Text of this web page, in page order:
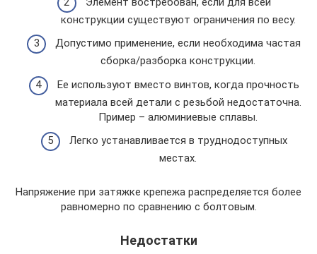
конструкции существуют ограничения по весу.
Допустимо применение, если необходима частая
сборка/разборка конструкции.
Ее используют вместо винтов, когда прочность
материала всей детали с резьбой недостаточна.
Пример – алюминиевые сплавы.
Легко устанавливается в труднодоступных
местах.
Напряжение при затяжке крепежа распределяется более
равномерно по сравнению с болтовым.
Недостатки